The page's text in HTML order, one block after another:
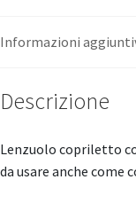
Informazioni
Descrizione
Lenzuolo copriletto
da usare anche come